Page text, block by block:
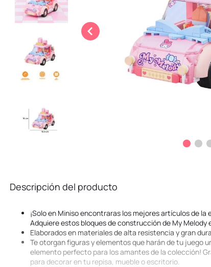
Descripción del producto
¡Solo en Miniso encontraras los mejores artículos de
Adquiere estos bloques de construcción de My Melody
Elaborados en materiales de alta resistencia y gran
Te otorgan figuras y elementos que harán de tu juego
elemento perfecto para los amantes de la colección!
para decorar en tu repisa, mueble o escritorio.
peluche
kuromi